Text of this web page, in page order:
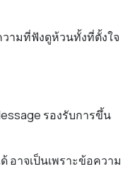
ามที่ฟังดูห้วนทั้งที่ตั้งใจ
รองรับการขึ้น
อาจเป็นเพราะข้อความ